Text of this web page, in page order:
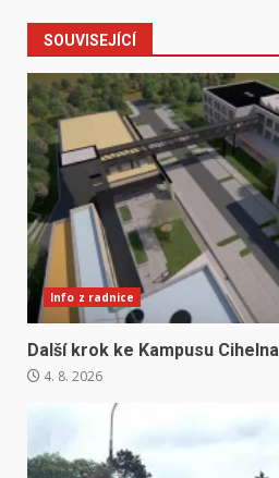
SOUVISEJÍCÍ
Info z radnice
Další krok ke Kampusu Cihelna
4. 8. 2026